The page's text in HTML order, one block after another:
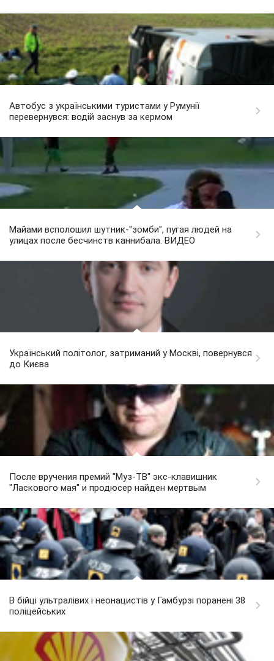
Автобус з українськими туристами у Румунії
перевернувся: водій заснув за кермом
Майами всполошил шутник-"зомби", пугая людей на
улицах после бесчинств каннибала. ВИДЕО
Український політолог, затриманий у Москві, повернувся
до Києва
После вручения премий "Муз-ТВ" экс-клавишник
"Ласкового мая" и продюсер найден мертвым
В бійці ультралівих і неонацистів у Гамбурзі поранені 38
поліцейських